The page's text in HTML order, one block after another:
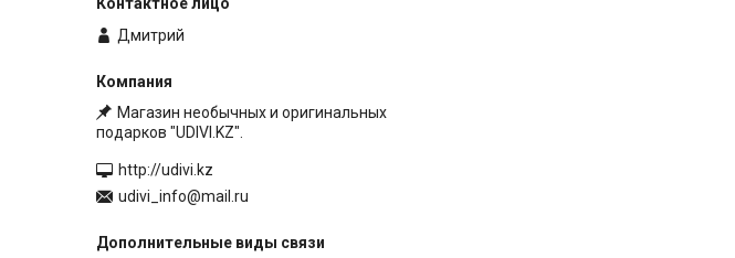
Дмитрий
Магазин необычных и оригинальных
подарков "UDIVI.KZ".
http://udivi.kz
udivi_info@mail.ru